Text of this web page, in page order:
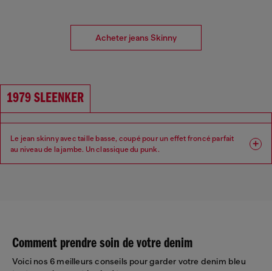
Acheter jeans Skinny
1979 SLEENKER
Le jean skinny avec taille basse, coupé pour un effet froncé parfait
au niveau de la jambe. Un classique du punk.
Comment prendre soin de votre denim
Voici nos 6 meilleurs conseils pour garder votre denim bleu